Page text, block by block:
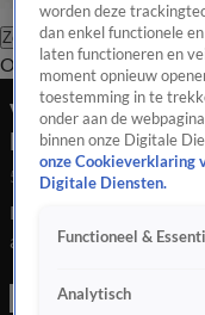
Zoeken
OverzichtRegio
Van links naar
Nederland -
5 juli 2025, 19:08
De sfeer zit er
al goed in. In Luzern
worden deze
dan enkel functionele
laten functioneren en
moment opnieuw
toestemming in te
onder aan de
binnen onze Digitale
onze Cookieverklaring
Digitale Diensten.
Functioneel &
Analytisch